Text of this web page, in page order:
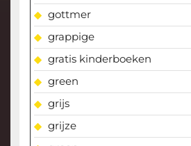
gottmer
grappige
gratis kinderboeken
green
grijs
grijze